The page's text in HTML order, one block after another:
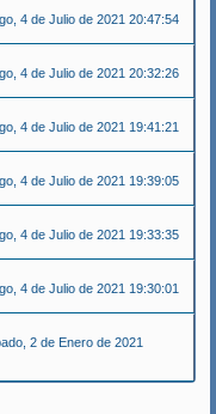
4 de Julio de 2021 20:47:54
4 de Julio de 2021 20:32:26
4 de Julio de 2021 19:41:21
4 de Julio de 2021 19:39:05
4 de Julio de 2021 19:33:35
4 de Julio de 2021 19:30:01
2 de Enero de 2021